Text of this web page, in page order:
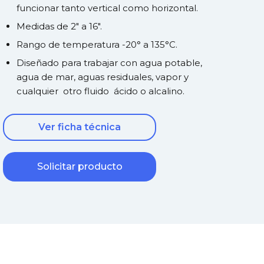
funcionar tanto vertical como horizontal.
Medidas de 2" a 16".
Rango de temperatura -20° a 135°C.
Diseñado para trabajar con agua potable,
agua de mar, aguas residuales, vapor y
cualquier otro fluido ácido o alcalino.
Ver ficha técnica
Solicitar producto